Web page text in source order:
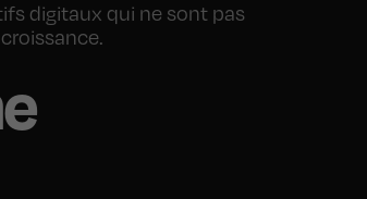
digitaux qui ne sont pas